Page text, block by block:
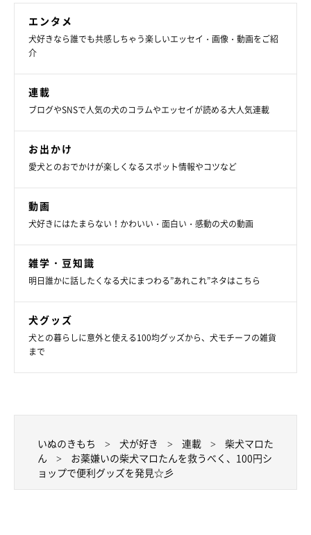
「だんこきょひする！」
と言うわけで、あえなく断念。いつものようにママがお口の中に
お薬を放り込んだところ、難なく飲み込んだマロたんなのでし
た。めでたしめでたし。なの？か？
マロたんには使えませんでしたが、お薬が嫌いすぎて飼い主さん
るアイテムだと思います。噛んじゃうコもいるしね。試してみて
100円だし。←ここ重要。
エンタメ
犬好きなら誰でも共感しちゃう楽しいエッセイ・画像・動画をご紹
介
連載
ブログやSNSで人気の犬のコラムやエッセイが読める大人気連載
お出かけ
愛犬とのおでかけが楽しくなるスポット情報やコツなど
動画
犬好きにはたまらない！かわいい・面白い・感動の犬の動画
雑学・豆知識
明日誰かに話したくなる犬にまつわる”あれこれ”ネタはこちら
犬グッズ
犬との暮らしに意外と使える100均グッズから、犬モチーフの雑貨
まで
いぬのきもち 犬が好き 連載
柴犬マロた
ん
お薬嫌いの柴犬マロたんを救うべく、100円シ
ョップで便利グッズを発見☆彡